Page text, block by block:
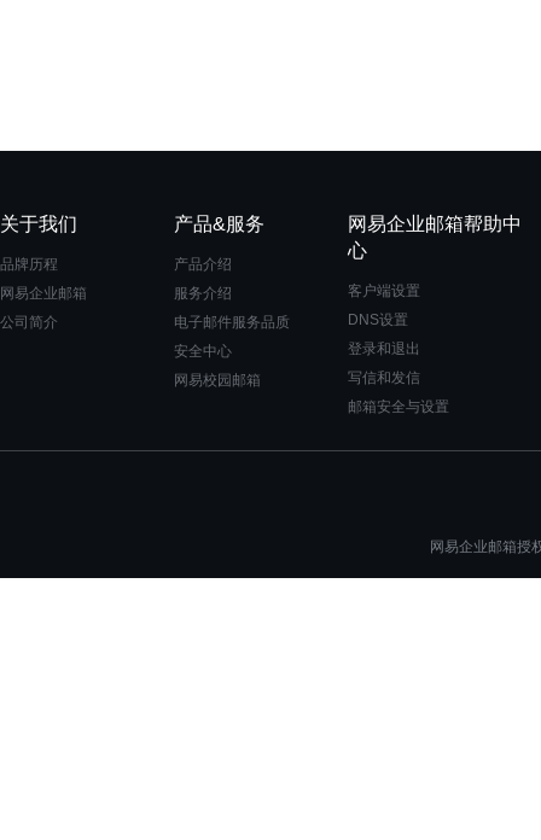
关于我们
品牌历程
网易企业邮箱
公司简介
产品&服务
产品介绍
服务介绍
电子邮件服务品质
安全中心
网易校园邮箱
网易企业邮箱帮助中
心
客户端设置
DNS设置
登录和退出
写信和发信
邮箱安全与设置
网易企业邮箱